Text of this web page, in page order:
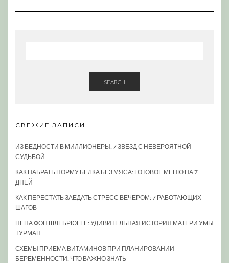
SEARCH
СВЕЖИЕ ЗАПИСИ
ИЗ БЕДНОСТИ В МИЛЛИОНЕРЫ: 7 ЗВЕЗД С НЕВЕРОЯТНОЙ
СУДЬБОЙ
КАК НАБРАТЬ НОРМУ БЕЛКА БЕЗ МЯСА: ГОТОВОЕ МЕНЮ НА 7
ДНЕЙ
КАК ПЕРЕСТАТЬ ЗАЕДАТЬ СТРЕСС ВЕЧЕРОМ: 7 РАБОТАЮЩИХ
ШАГОВ
НЕНА ФОН ШЛЕБРЮГГЕ: УДИВИТЕЛЬНАЯ ИСТОРИЯ МАТЕРИ УМЫ
ТУРМАН
СХЕМЫ ПРИЕМА ВИТАМИНОВ ПРИ ПЛАНИРОВАНИИ
БЕРЕМЕННОСТИ: ЧТО ВАЖНО ЗНАТЬ